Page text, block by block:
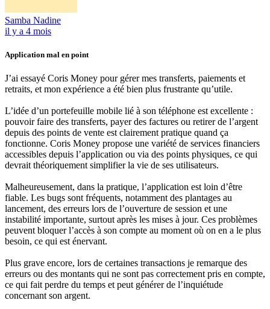
Samba Nadine
il y a 4 mois
Application mal en point
J’ai essayé Coris Money pour gérer mes transferts, paiements et
retraits, et mon expérience a été bien plus frustrante qu’utile.
L’idée d’un portefeuille mobile lié à son téléphone est excellente :
pouvoir faire des transferts, payer des factures ou retirer de l’argent
depuis des points de vente est clairement pratique quand ça
fonctionne. Coris Money propose une variété de services financiers
accessibles depuis l’application ou via des points physiques, ce qui
devrait théoriquement simplifier la vie de ses utilisateurs.
Malheureusement, dans la pratique, l’application est loin d’être
fiable. Les bugs sont fréquents, notamment des plantages au
lancement, des erreurs lors de l’ouverture de session et une
instabilité importante, surtout après les mises à jour. Ces problèmes
peuvent bloquer l’accès à son compte au moment où on en a le plus
besoin, ce qui est énervant.
Plus grave encore, lors de certaines transactions je remarque des
erreurs ou des montants qui ne sont pas correctement pris en compte,
ce qui fait perdre du temps et peut générer de l’inquiétude
concernant son argent.